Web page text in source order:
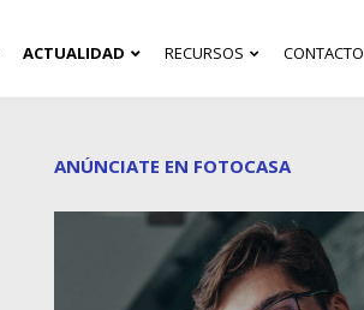
ACTUALIDAD RECURSOS CONTACTO
ANÚNCIATE EN FOTOCASA